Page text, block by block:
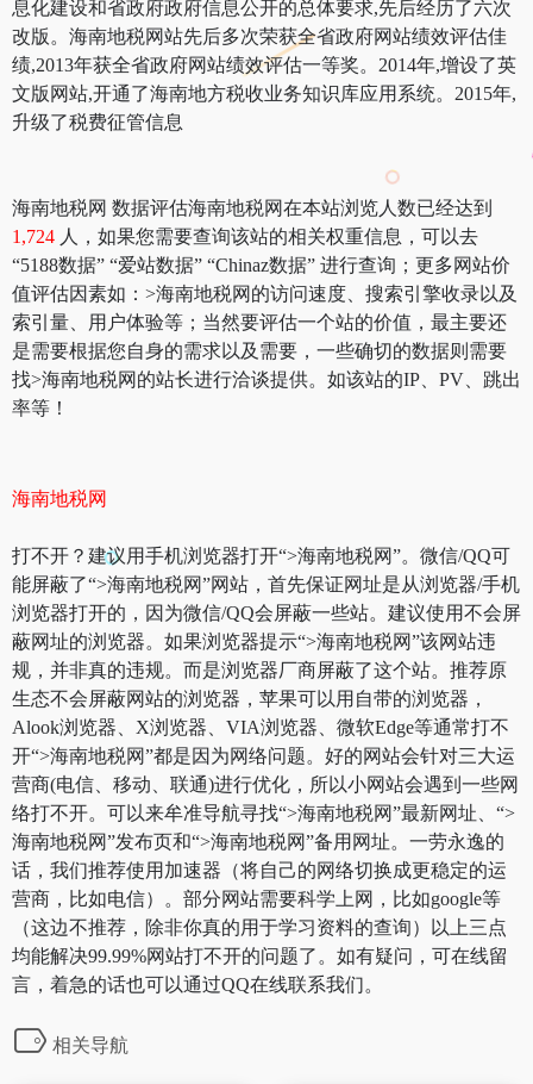
息化建设和省政府政府信息公开的总体要求,先后经历了六次
改版。海南地税网站先后多次荣获全省政府网站绩效评估佳
绩,2013年获全省政府网站绩效评估一等奖。2014年,增设了英
文版网站,开通了海南地方税收业务知识库应用系统。2015年,
升级了税费征管信息
海南地税网 数据评估海南地税网在本站浏览人数已经达到
1,724 人，如果您需要查询该站的相关权重信息，可以去
“5188数据” “爱站数据” “Chinaz数据” 进行查询；更多网站价
值评估因素如：>海南地税网的访问速度、搜索引擎收录以及
索引量、用户体验等；当然要评估一个站的价值，最主要还
是需要根据您自身的需求以及需要，一些确切的数据则需要
找>海南地税网的站长进行洽谈提供。如该站的IP、PV、跳出
率等！
海南地税网
打不开？建议用手机浏览器打开“>海南地税网”。微信/QQ可
能屏蔽了“>海南地税网”网站，首先保证网址是从浏览器/手机
浏览器打开的，因为微信/QQ会屏蔽一些站。建议使用不会屏
蔽网址的浏览器。如果浏览器提示“>海南地税网”该网站违
规，并非真的违规。而是浏览器厂商屏蔽了这个站。推荐原
生态不会屏蔽网站的浏览器，苹果可以用自带的浏览器，
Alook浏览器、X浏览器、VIA浏览器、微软Edge等通常打不
开“>海南地税网”都是因为网络问题。好的网站会针对三大运
营商(电信、移动、联通)进行优化，所以小网站会遇到一些网
络打不开。可以来牟准导航寻找“>海南地税网”最新网址、“>
海南地税网”发布页和“>海南地税网”备用网址。一劳永逸的
话，我们推荐使用加速器（将自己的网络切换成更稳定的运
营商，比如电信）。部分网站需要科学上网，比如google等
（这边不推荐，除非你真的用于学习资料的查询）以上三点
均能解决99.99%网站打不开的问题了。如有疑问，可在线留
言，着急的话也可以通过QQ在线联系我们。
相关导航